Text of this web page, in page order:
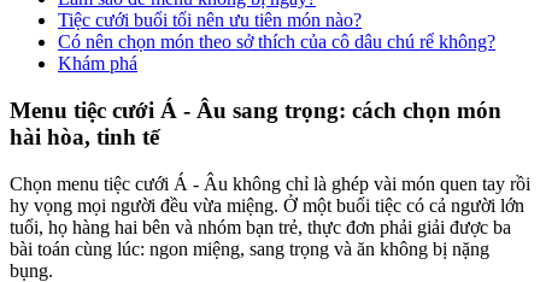
Tiệc cưới buổi tối nên ưu tiên món nào?
Có nên chọn món theo sở thích của cô dâu chú rể không?
Khám phá
Menu tiệc cưới Á - Âu sang trọng: cách chọn món
hài hòa, tinh tế
Chọn menu tiệc cưới Á - Âu không chỉ là ghép vài món quen tay rồi
hy vọng mọi người đều vừa miệng. Ở một buổi tiệc có cả người lớn
tuổi, họ hàng hai bên và nhóm bạn trẻ, thực đơn phải giải được ba
bài toán cùng lúc: ngon miệng, sang trọng và ăn không bị nặng
bụng.